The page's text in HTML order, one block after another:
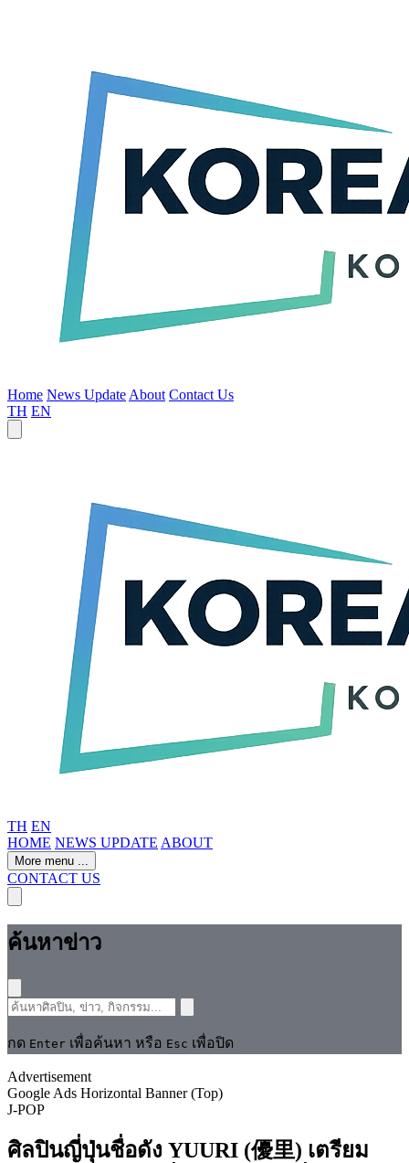
Home News Update About Contact Us
TH EN
TH EN
HOME NEWS UPDATE ABOUT
More menu ...
CONTACT US
ค้นหาข่าว
กด Enter เพื่อค้นหา หรือ Esc เพื่อปิด
Advertisement
Google Ads Horizontal Banner (Top)
J-POP
ศิลปินญี่ปุ่นชื่อดัง YUURI (優里) เตรียม